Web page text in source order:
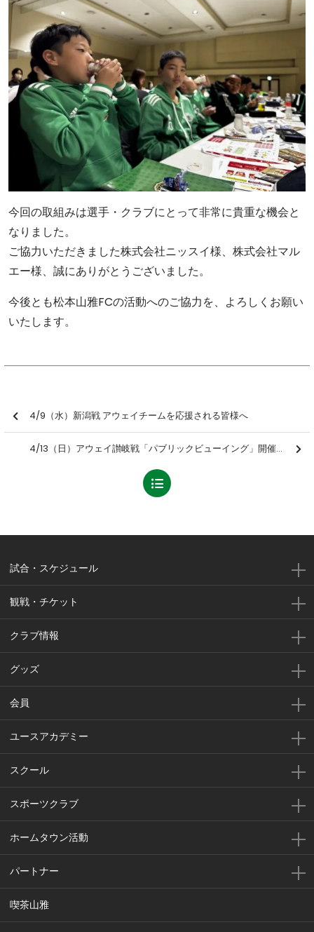
今回の取組みは選手・クラブにとって非常に貴重な機会と
なりました。
ご協力いただきました株式会社ニッスイ様、株式会社マル
エー様、誠にありがとうございました。
今後とも松本山雅FCの活動へのご協力を、よろしくお願い
いたします。
4/9（水）新潟戦 アウェイチームを応援される皆様へ
4/13（日）アウェイ讃岐戦「パブリックビューイング」開催のお知らせ
試合・スケジュール
観戦・チケット
クラブ情報
グッズ
会員
ユースアカデミー
スクール
スポーツクラブ
ホームタウン活動
パートナー
喫茶山雅